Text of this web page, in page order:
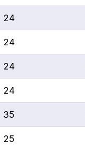
24
24
24
24
35
25